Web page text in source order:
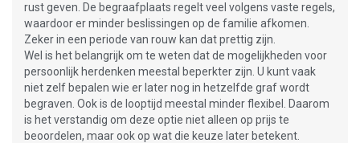
rust geven. De begraafplaats regelt veel volgens vaste regels,
waardoor er minder beslissingen op de familie afkomen.
Zeker in een periode van rouw kan dat prettig zijn.
Wel is het belangrijk om te weten dat de mogelijkheden voor
persoonlijk herdenken meestal beperkter zijn. U kunt vaak
niet zelf bepalen wie er later nog in hetzelfde graf wordt
begraven. Ook is de looptijd meestal minder flexibel. Daarom
is het verstandig om deze optie niet alleen op prijs te
beoordelen, maar ook op wat die keuze later betekent.